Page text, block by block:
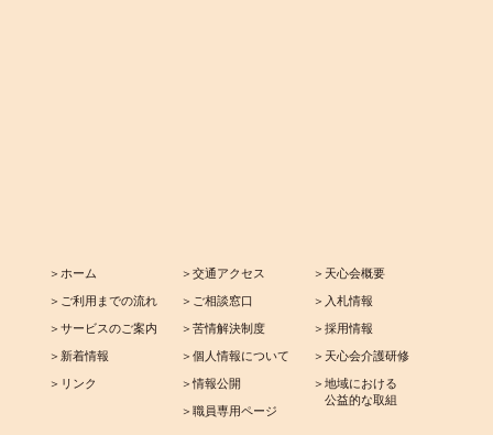
＞ホーム
＞ご利用までの流れ
＞サービスのご案内
＞新着情報
＞リンク
＞交通アクセス
＞ご相談窓口
＞苦情解決制度
＞個人情報について
＞情報公開
＞職員専用ページ
＞天心会概要
＞入札情報
＞採用情報
＞天心会介護研修
＞地域における
公益的な取組